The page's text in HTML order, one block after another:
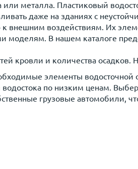
металла. Пластиковый
даже на зданиях с
внешним воздействиям. Их
моделям. В нашем каталоге
кровли и количества
элементы
по низким ценам.
грузовые автомобили,